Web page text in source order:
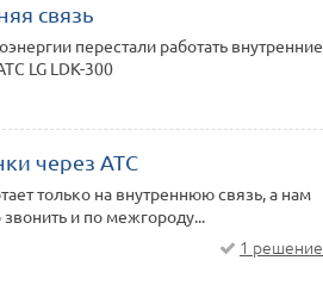
связь
перестали работать внутренние
LG LDK-300
через АТС
только на внутреннюю связь, а нам
и по межгороду...
1 решение